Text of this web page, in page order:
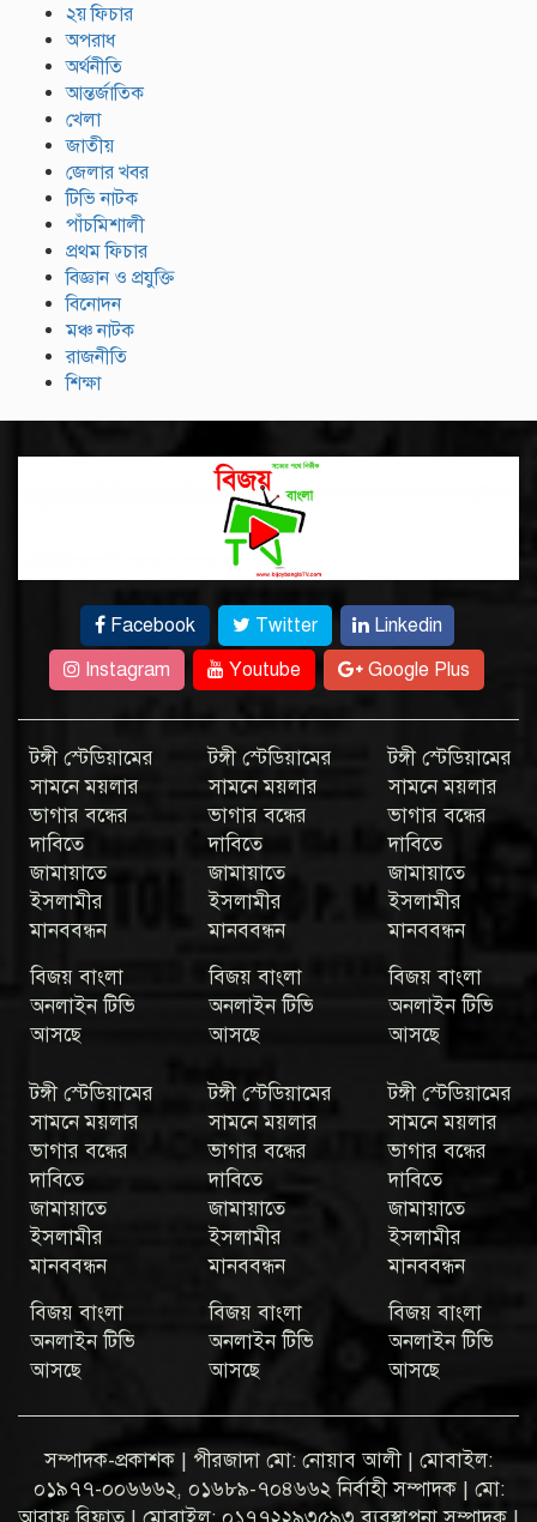
২য় ফিচার
অপরাধ
অর্থনীতি
আন্তর্জাতিক
খেলা
জাতীয়
জেলার খবর
টিভি নাটক
পাঁচমিশালী
প্রথম ফিচার
বিজ্ঞান ও প্রযুক্তি
বিনোদন
মঞ্চ নাটক
রাজনীতি
শিক্ষা
Facebook Twitter
Linkedin
Instagram
Youtube Google Plus
টঙ্গী স্টেডিয়ামের
সামনে ময়লার
ভাগার বন্ধের
দাবিতে
জামায়াতে
ইসলামীর
মানববন্ধন
বিজয় বাংলা
অনলাইন টিভি
আসছে
টঙ্গী স্টেডিয়ামের
সামনে ময়লার
ভাগার বন্ধের
দাবিতে
জামায়াতে
ইসলামীর
মানববন্ধন
বিজয় বাংলা
অনলাইন টিভি
আসছে
টঙ্গী স্টেডিয়ামের
সামনে ময়লার
ভাগার বন্ধের
দাবিতে
জামায়াতে
ইসলামীর
মানববন্ধন
বিজয় বাংলা
অনলাইন টিভি
আসছে
টঙ্গী স্টেডিয়ামের
সামনে ময়লার
ভাগার বন্ধের
দাবিতে
জামায়াতে
ইসলামীর
মানববন্ধন
বিজয় বাংলা
অনলাইন টিভি
আসছে
টঙ্গী স্টেডিয়ামের
সামনে ময়লার
ভাগার বন্ধের
দাবিতে
জামায়াতে
ইসলামীর
মানববন্ধন
বিজয় বাংলা
অনলাইন টিভি
আসছে
টঙ্গী স্টেডিয়ামের
সামনে ময়লার
ভাগার বন্ধের
দাবিতে
জামায়াতে
ইসলামীর
মানববন্ধন
বিজয় বাংলা
অনলাইন টিভি
আসছে
সম্পাদক-প্রকাশক | পীরজাদা মো: নোয়াব আলী | মোবাইল:
০১৯৭৭-০০৬৬৬২, ০১৬৮৯-৭০৪৬৬২ নির্বাহী সম্পাদক | মো: